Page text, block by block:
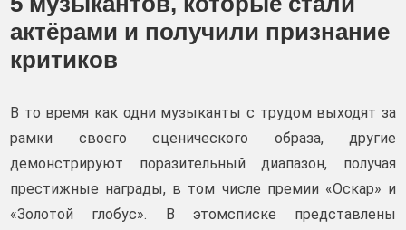
актёрами и получили признание
критиков
В то время как одни музыканты с трудом выходят за
рамки своего сценического образа, другие
демонстрируют поразительный диапазон, получая
престижные награды, в том числе премии «Оскар» и
«Золотой глобус». В этомсписке представлены